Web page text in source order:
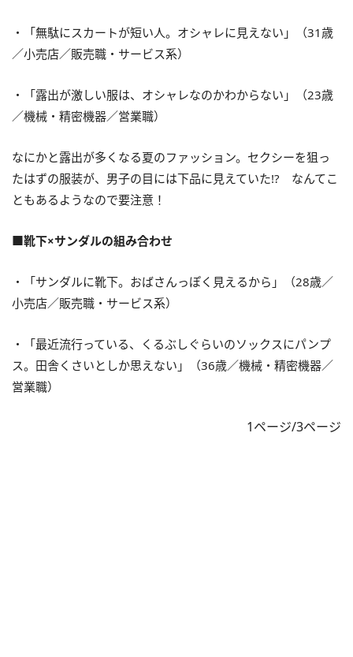
・「無駄にスカートが短い人。オシャレに見えない」（31歳
／小売店／販売職・サービス系）
・「露出が激しい服は、オシャレなのかわからない」（23歳
／機械・精密機器／営業職）
なにかと露出が多くなる夏のファッション。セクシーを狙っ
たはずの服装が、男子の目には下品に見えていた!? なんてこ
ともあるようなので要注意！
■靴下×サンダルの組み合わせ
・「サンダルに靴下。おばさんっぽく見えるから」（28歳／
小売店／販売職・サービス系）
・「最近流行っている、くるぶしぐらいのソックスにパンプ
ス。田舎くさいとしか思えない」（36歳／機械・精密機器／
営業職）
1ページ/3ページ